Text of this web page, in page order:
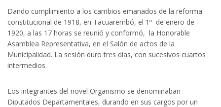
Dando cumplimiento a los cambios emanados de la reforma
constitucional de 1918, en Tacuarembó, el 1º de enero de
1920, a las 17 horas se reunió y conformó, la Honorable
Asamblea Representativa, en el Salón de actos de la
Municipalidad. La sesión duro tres días, con sucesivos cuartos
intermedios.
Los integrantes del novel Organismo se denominaban
Diputados Departamentales, durando en sus cargos por un